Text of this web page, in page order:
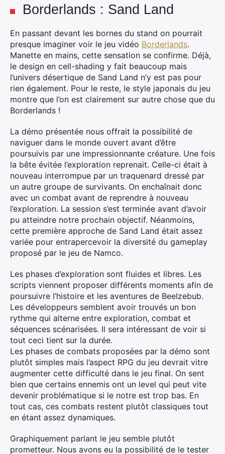
Borderlands : Sand Land
En passant devant les bornes du stand on pourrait
presque imaginer voir le jeu vidéo Borderlands.
Manette en mains, cette sensation se confirme. Déjà,
le design en cell-shading y fait beaucoup mais
l’univers désertique de Sand Land n’y est pas pour
rien également. Pour le reste, le style japonais du jeu
montre que l’on est clairement sur autre chose que du
Borderlands !
La démo présentée nous offrait la possibilité de
naviguer dans le monde ouvert avant d’être
poursuivis par une impressionnante créature. Une fois
la bête évitée l’exploration reprenait. Celle-ci était à
nouveau interrompue par un traquenard dressé par
un autre groupe de survivants. On enchaînait donc
avec un combat avant de reprendre à nouveau
l’exploration. La session s’est terminée avant d’avoir
pu atteindre notre prochain objectif. Néanmoins,
cette première approche de Sand Land était assez
variée pour entrapercevoir la diversité du gameplay
proposé par le jeu de Namco.
Les phases d’exploration sont fluides et libres. Les
scripts viennent proposer différents moments afin de
poursuivre l’histoire et les aventures de Beelzebub.
Les développeurs semblent avoir trouvés un bon
rythme qui alterne entre exploration, combat et
séquences scénarisées. Il sera intéressant de voir si
tout ceci tient sur la durée.
Les phases de combats proposées par la démo sont
plutôt simples mais l’aspect RPG du jeu devrait vitre
augmenter cette difficulté dans le jeu final. On sent
bien que certains ennemis ont un level qui peut vite
devenir problématique si le notre est trop bas. En
tout cas, ces combats restent plutôt classiques tout
en étant assez dynamiques.
Graphiquement parlant le jeu semble plutôt
prometteur. Nous avons eu la possibilité de le tester